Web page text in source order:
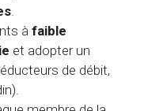
.
àfaible
et adopter un
de débit,